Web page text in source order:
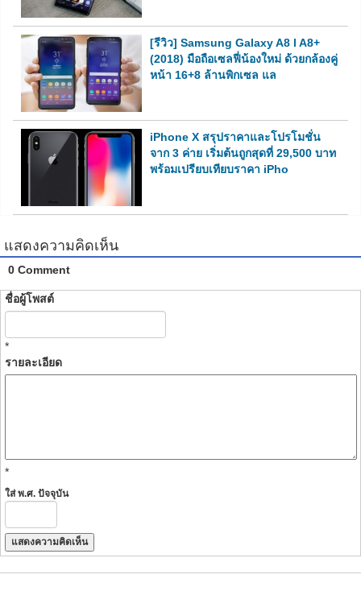
[รีวิว] Samsung Galaxy A8 l A8+
(2018) มือถือเซลฟี่น้องใหม่ ด้วยกล้องคู่
หน้า 16+8 ล้านพิกเซล แล
iPhone X สรุปราคาและโปรโมชั่น
จาก 3 ค่าย เริ่มต้นถูกสุดที่ 29,500 บาท
พร้อมเปรียบเทียบราคา iPho
แสดงความคิดเห็น
0 Comment
ชื่อผู้โพสต์
*
รายละเอียด
*
ใส่ พ.ศ. ปัจจุบัน